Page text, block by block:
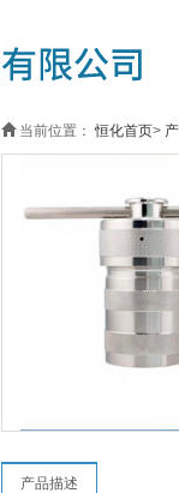
当前位置：恒化首页>
产品描述